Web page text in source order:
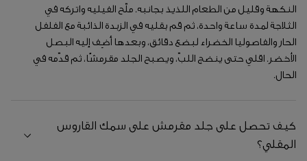
النكهة وقليل من الطعام اللذيذ بجانبه. ملّح الفيليه واتركه في
الثلاجة لمدة ساعة واحدة، ثم قم بقليه في الزبدة الذائبة مع الفلفل
الحار والفاصوليا الخضراء لبضع دقائق، وبعدها أضِف إليه البصل
الأخضر. اقلي حتى ينضج اللبّ، ويصبح الجلد مقرمشًا، ثم قدّمه في
الحال.
كيف تحصل على جلد مقرمش على سمك القاروس
المقلي؟